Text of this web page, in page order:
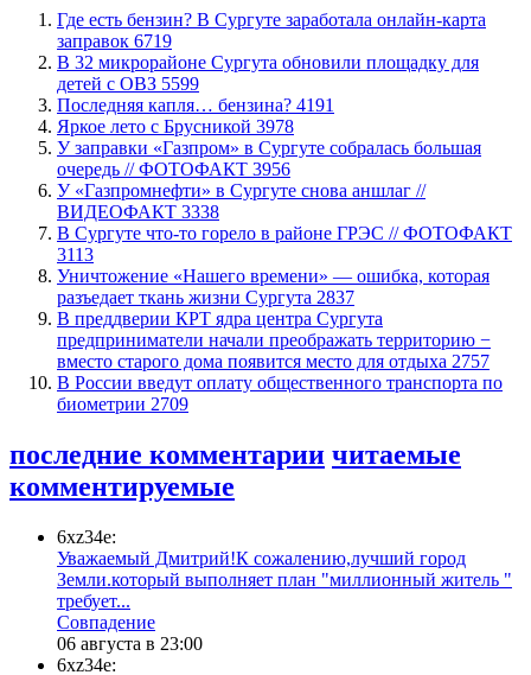
​Где есть бензин? В Сургуте заработала онлайн-карта
заправок 6719
В 32 микрорайоне Сургута обновили площадку для
детей с ОВЗ 5599
​Последняя капля… бензина? 4191
Яркое лето с Брусникой 3978
​У заправки «Газпром» в Сургуте собралась большая
очередь // ФОТОФАКТ 3956
У «Газпромнефти» в Сургуте снова аншлаг //
ВИДЕОФАКТ 3338
​В Сургуте что-то горело в районе ГРЭС // ФОТОФАКТ
3113
​Уничтожение «Нашего времени» — ошибка, которая
разъедает ткань жизни Сургута 2837
​В преддверии КРТ ядра центра Сургута
предприниматели начали преображать территорию −
вместо старого дома появится место для отдыха 2757
В России введут оплату общественного транспорта по
биометрии 2709
последние комментарии читаемые
комментируемые
6xz34e:
Уважаемый Дмитрий!К сожалению,лучший город
Земли.который выполняет план "миллионный житель "
требует...
​Совпадение
06 августа в 23:00
6xz34e: